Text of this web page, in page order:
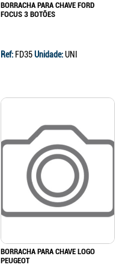
BORRACHA PARA CHAVE FORD
FOCUS 3 BOTÕES
Ref: FD35Unidade:UNI
BORRACHA PARA CHAVE LOGO
PEUGEOT